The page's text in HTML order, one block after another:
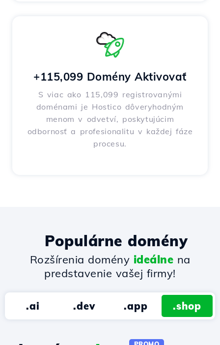
+115,099 Domény Aktivovať
S viac ako 115,099 registrovanými
doménami je Hostico dôveryhodným
menom v odvetví, poskytujúcim
odbornosť a profesionalitu v každej fáze
procesu.
Populárne domény
Rozšírenia domény ideálne na
predstavenie vašej firmy!
.ai .dev .app .shop